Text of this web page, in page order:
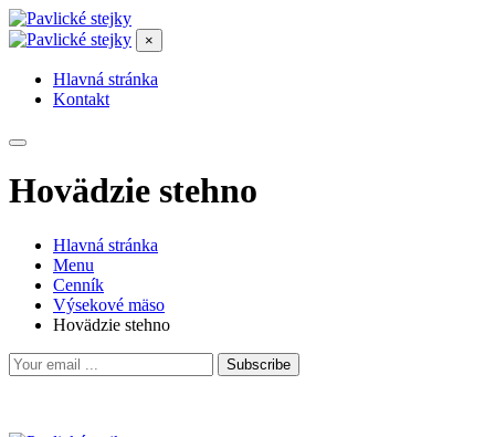
×
Hlavná stránka
Kontakt
Hovädzie stehno
Hlavná stránka
Menu
Cenník
Výsekové mäso
Hovädzie stehno
Subscribe